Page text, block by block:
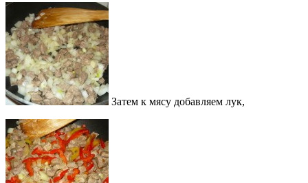
Затем к мясу добавляем лук,